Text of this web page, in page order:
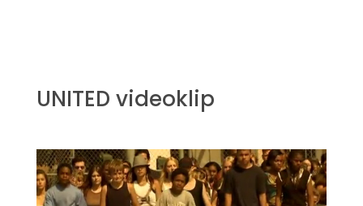
UNITED videoklip